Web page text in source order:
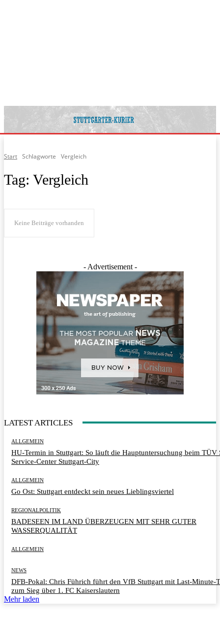
Start Schlagworte Vergleich
Tag: Vergleich
Keine Beiträge vorhanden
- Advertisement -
LATEST ARTICLES
ALLGEMEIN
HU-Termin in Stuttgart: So läuft die Hauptuntersuchung beim TÜV
Service-Center Stuttgart-City
ALLGEMEIN
Go Ost: Stuttgart entdeckt sein neues Lieblingsviertel
REGIONALPOLITIK
BADESEEN IM LAND ÜBERZEUGEN MIT SEHR GUTER
WASSERQUALITÄT
ALLGEMEIN
NEWS
DFB-Pokal: Chris Führich führt den VfB Stuttgart mit Last-Minute-
zum Sieg über 1. FC Kaiserslautern
Mehr laden